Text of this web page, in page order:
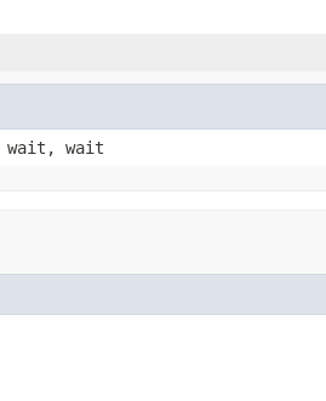
wait, wait